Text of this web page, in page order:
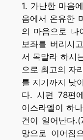
1. 가난한 마음
음에서 온유한
의 마음으로 나
보좌를 버리시
서 목말라 하시
으로 최고의 자
를 지기까지 낮
다. 시편 78편
이스라엘이 하
건이 일어난다
망으로 이어짐